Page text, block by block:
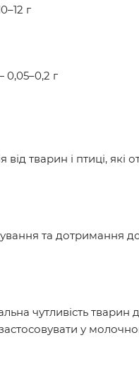
г
0,05–0,2 г
від тварин і птиці,
та дотримання
чутливість тварин
у